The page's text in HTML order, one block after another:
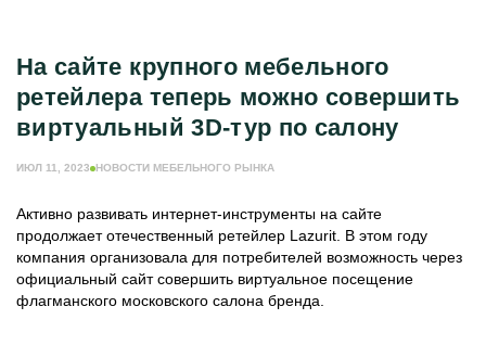
На сайте крупного мебельного
ретейлера теперь можно совершить
виртуальный 3D-тур по салону
ИЮЛ 11, 2023 НОВОСТИ МЕБЕЛЬНОГО РЫНКА
Активно развивать интернет-инструменты на сайте
продолжает отечественный ретейлер Lazurit. В этом году
компания организовала для потребителей возможность через
официальный сайт совершить виртуальное посещение
флагманского московского салона бренда.